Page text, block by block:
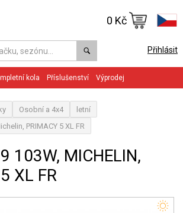
Přihlásit
0 Kč
kola Příslušenství Výprodej
Osobní a 4x4
letní
PRIMACY 5 XL FR
103W, MICHELIN,
XL FR